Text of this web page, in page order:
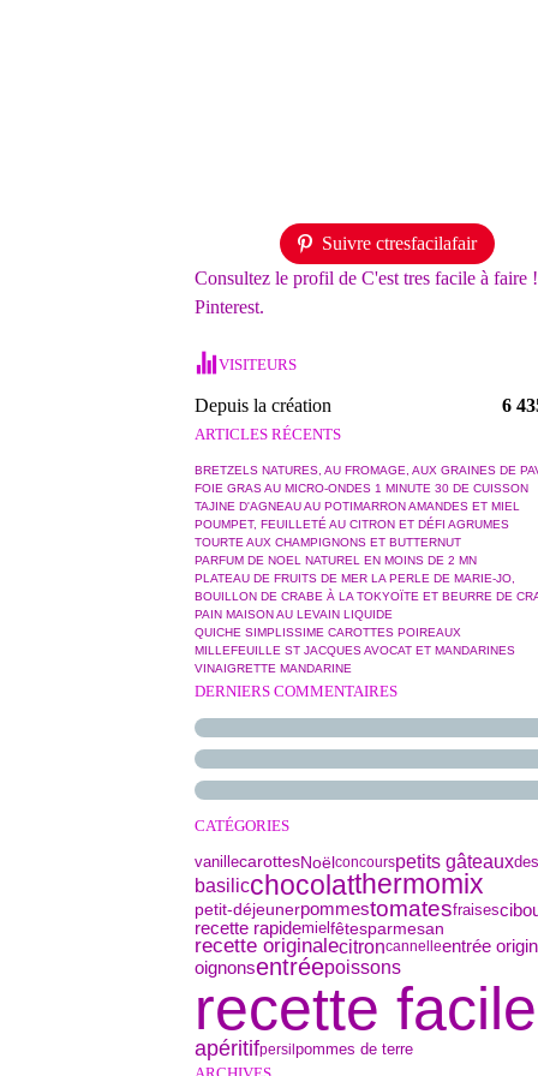
Suivre ctresfacilafair
Consultez le profil de C'est tres facile à faire
Pinterest.
VISITEURS
Depuis la création 6
ARTICLES RÉCENTS
BRETZELS NATURES, AU FROMAGE, AUX GRAINES DE
FOIE GRAS AU MICRO-ONDES 1 MINUTE 30 DE CUISSON
TAJINE D'AGNEAU AU POTIMARRON AMANDES ET MIEL
POUMPET, FEUILLETÉ AU CITRON ET DÉFI AGRUMES
TOURTE AUX CHAMPIGNONS ET BUTTERNUT
PARFUM DE NOEL NATUREL EN MOINS DE 2 MN
PLATEAU DE FRUITS DE MER LA PERLE DE MARIE-JO,
BOUILLON DE CRABE À LA TOKYOÏTE ET BEURRE DE
PAIN MAISON AU LEVAIN LIQUIDE
QUICHE SIMPLISSIME CAROTTES POIREAUX
MILLEFEUILLE ST JACQUES AVOCAT ET MANDARINES
VINAIGRETTE MANDARINE
DERNIERS COMMENTAIRES
CATÉGORIES
vanillecarottesNoëlconcourspetits gâteaux
basilicchocolatthermomix
petit-déjeunerpommestomatesfraises
recette rapidemiel fêtesparmesan
recette originalecitroncannelleentrée
oignonsentréepoissons
recette facile
apéritifpersilpommes de terre